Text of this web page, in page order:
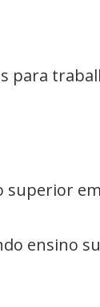
para
superior
ensino